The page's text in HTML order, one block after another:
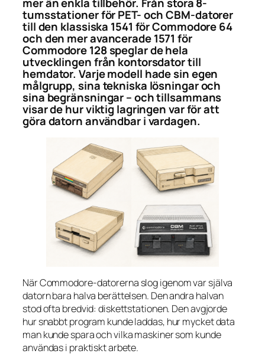
tumsstationer för PET- och CBM-datorer
till den klassiska 1541 för Commodore 64
och den mer avancerade 1571 för
Commodore 128 speglar de hela
utvecklingen från kontorsdator till
hemdator. Varje modell hade sin egen
målgrupp, sina tekniska lösningar och
sina begränsningar – och tillsammans
visar de hur viktig lagringen var för att
göra datorn användbar i vardagen.
När Commodore-datorerna slog igenom var själva
datorn bara halva berättelsen. Den andra halvan
stod ofta bredvid: diskettstationen. Den avgjorde
hur snabbt program kunde laddas, hur mycket data
man kunde spara och vilka maskiner som kunde
användas i praktiskt arbete.